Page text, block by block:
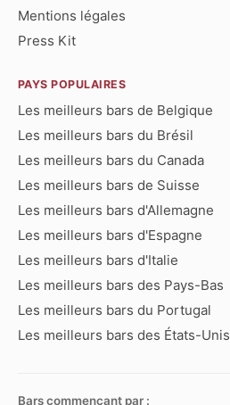
Mentions légales
Press Kit
PAYS POPULAIRES
Les meilleurs bars de Belgique
Les meilleurs bars du Brésil
Les meilleurs bars du Canada
Les meilleurs bars de Suisse
Les meilleurs bars d'Allemagne
Les meilleurs bars d'Espagne
Les meilleurs bars d'Italie
Les meilleurs bars des Pays-Bas
Les meilleurs bars du Portugal
Les meilleurs bars des États-Unis
Bars commençant par :